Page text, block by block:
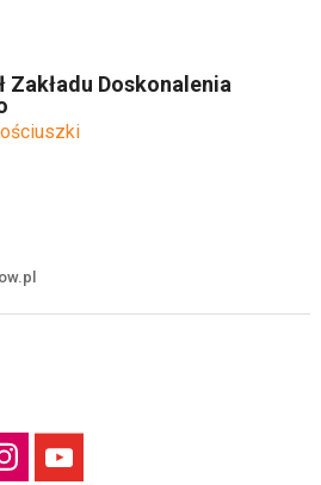
Zakładu Doskonalenia